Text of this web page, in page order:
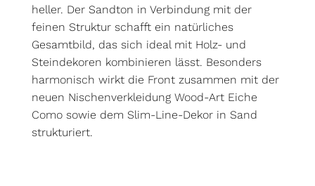
heller. Der Sandton in Verbindung mit der
feinen Struktur schafft ein natürliches
Gesamtbild, das sich ideal mit Holz- und
Steindekoren kombinieren lässt. Besonders
harmonisch wirkt die Front zusammen mit der
neuen Nischenverkleidung Wood-Art Eiche
Como sowie dem Slim-Line-Dekor in Sand
strukturiert.